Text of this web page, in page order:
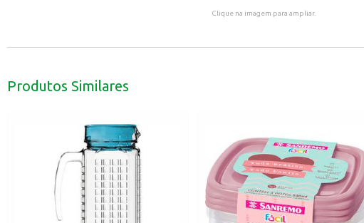
Clique na imagem para ampliar.
Produtos Similares